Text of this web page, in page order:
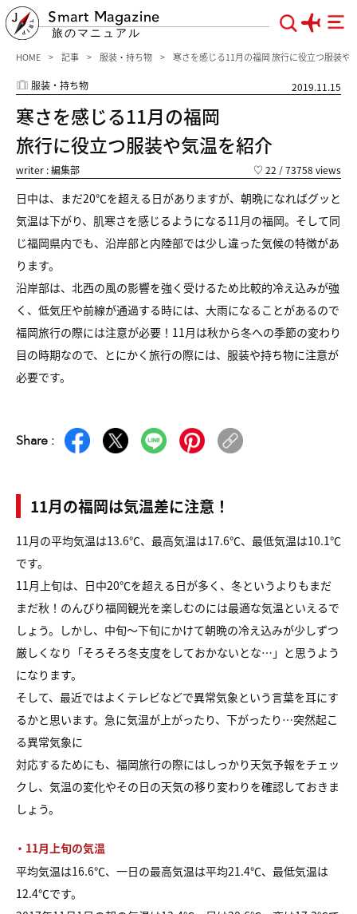
Smart Magazine
旅のマニュアル
HOME 記事 服装・持ち物 寒さを感じる11月の福岡 旅行に役立つ服装や
服装・持ち物 2019.11.15
寒さを感じる11月の福岡
旅行に役立つ服装や気温を紹介
writer : 編集部 ♡ 22 / 73758 views
日中は、まだ20℃を超える日がありますが、朝晩になればグッと
気温は下がり、肌寒さを感じるようになる11月の福岡。そして同
じ福岡県内でも、沿岸部と内陸部では少し違った気候の特徴があ
ります。
沿岸部は、北西の風の影響を強く受けるため比較的冷え込みが強
く、低気圧や前線が通過する時には、大雨になることがあるので
福岡旅行の際には注意が必要！11月は秋から冬への季節の変わり
目の時期なので、とにかく旅行の際には、服装や持ち物に注意が
必要です。
Share :
11月の福岡は気温差に注意！
11月の平均気温は13.6℃、最高気温は17.6℃、最低気温は10.1℃
です。
11月上旬は、日中20℃を超える日が多く、冬というよりもまだ
まだ秋！のんびり福岡観光を楽しむのには最適な気温といえるで
しょう。しかし、中旬～下旬にかけて朝晩の冷え込みが少しずつ
厳しくなり「そろそろ冬支度をしておかないとな…」と思うよう
になります。
そして、最近ではよくテレビなどで異常気象という言葉を耳にす
るかと思います。急に気温が上がったり、下がったり…突然起こ
る異常気象に
対応するためにも、福岡旅行の際にはしっかり天気予報をチェッ
クし、気温の変化やその日の天気の移り変わりを確認しておきま
しょう。
・11月上旬の気温
平均気温は16.6℃、一日の最高気温は平均21.4℃、最低気温は
12.4℃です。